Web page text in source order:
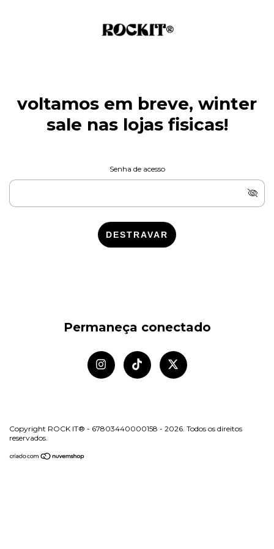
voltamos em breve, winter
sale nas lojas fisicas!
Senha de acesso
DESTRAVAR
Permaneça conectado
Copyright ROCK IT® - 67803440000158 - 2026. Todos os direitos
reservados.